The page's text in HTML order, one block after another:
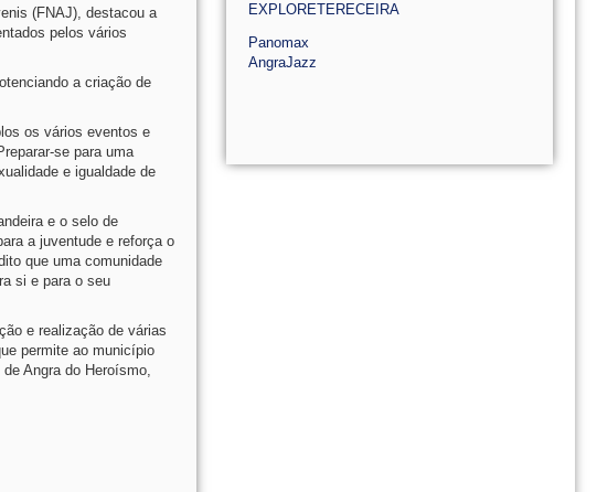
(FNAJ), destacou a
pelos vários
a criação de
os vários eventos e
se para uma
e igualdade de
e o selo de
a juventude e reforça o
que uma comunidade
si e para o seu
e realização de várias
permite ao município
Angra do Heroísmo,
EXPLORETERECEIRA
Panomax
AngraJazz